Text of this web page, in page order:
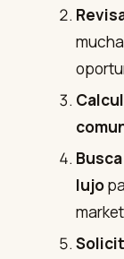
lujo